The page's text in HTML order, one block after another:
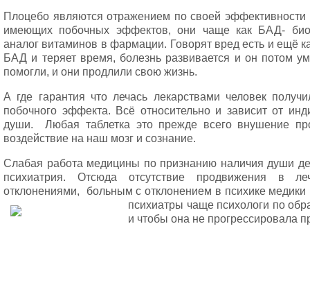
Плоцебо являются отражением по своей
имеющих побочных эффектов, они чаще как БАД-
аналог витаминов в фармации. Говорят вред есть и ещё
БАД и теряет время, болезнь развивается и он потом
помогли, и они продлили свою жизнь.
А где гарантия что лечась лекарствами человек
побочного эффекта. Всё относительно и зависит от
души. Любая таблетка это прежде всего внушение
воздействие на наш мозг и сознание.
Слабая работа медицины по признанию наличия души
психиатрия. Отсюда отсутствие продвижения в
отклонениями, больным с отклонением в психике медики
психиатры чаще психологи по
и чтобы она не прогрессировала